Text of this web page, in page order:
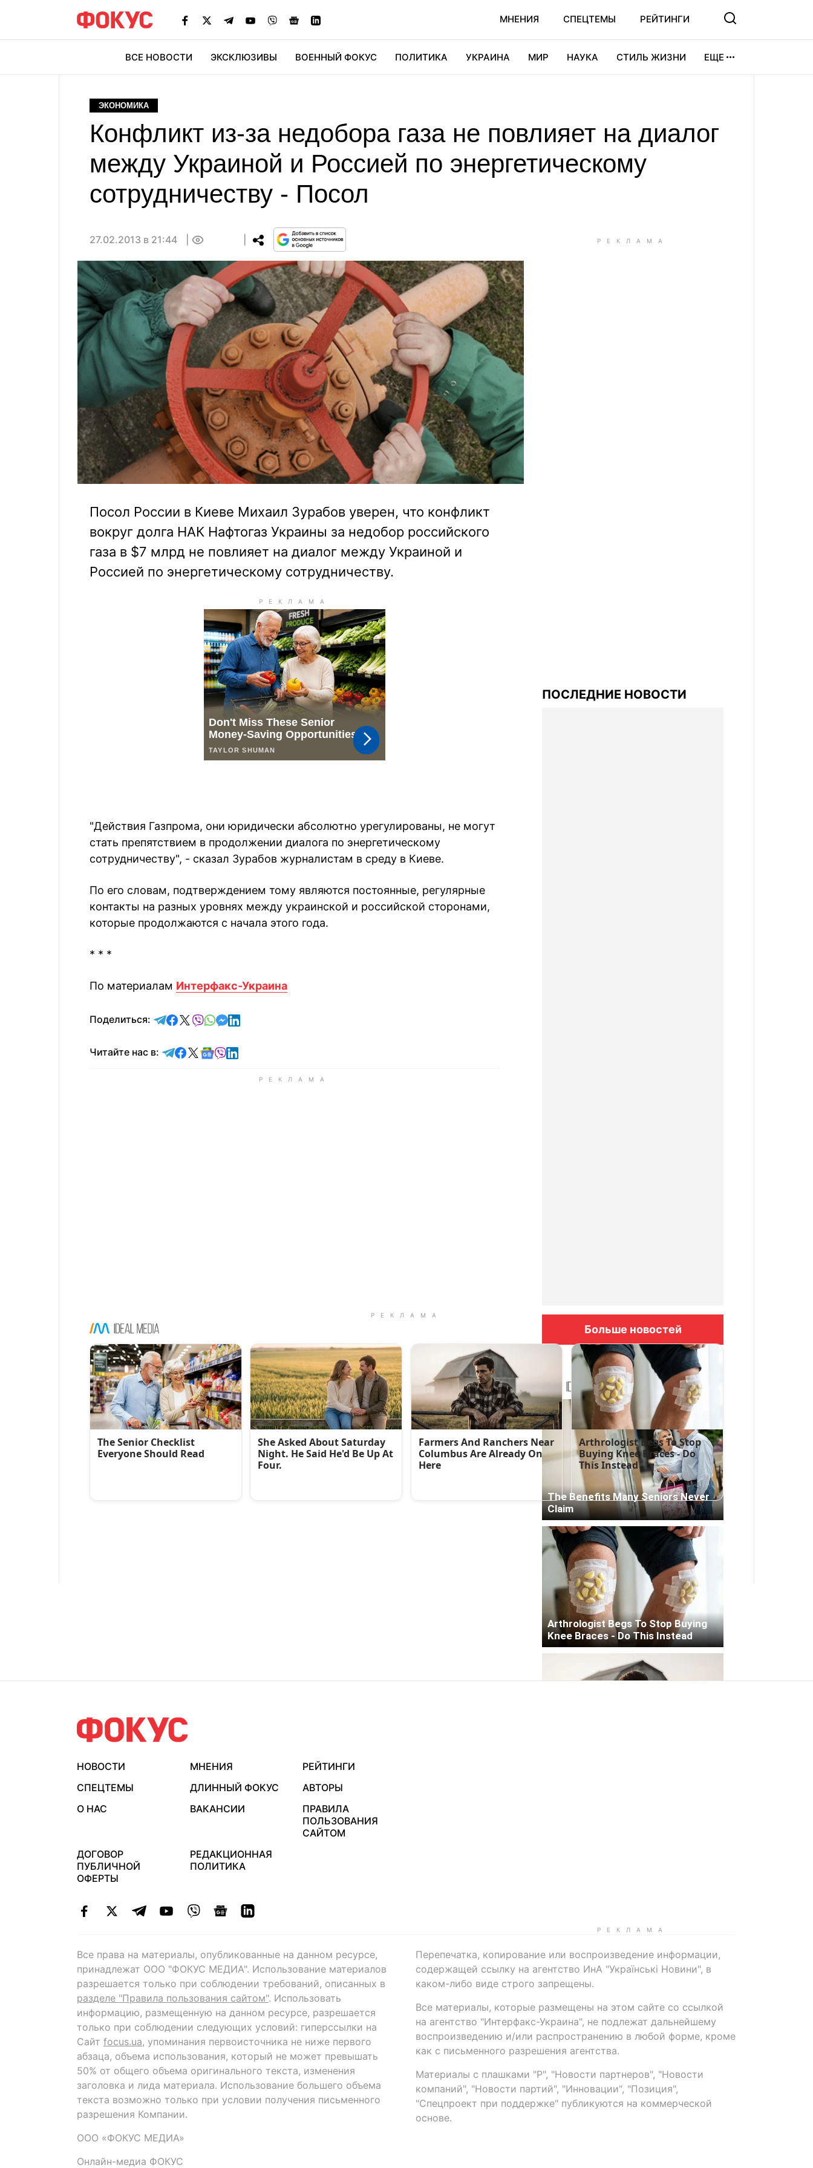
МНЕНИЯ СПЕЦТЕМЫ РЕЙТИНГИ
ВСЕ НОВОСТИ ЭКСКЛЮЗИВЫ ВОЕННЫЙ ФОКУС ПОЛИТИКА УКРАИНА МИР НАУКА СТИЛЬ ЖИЗНИ ЕЩЕ
ЭКОНОМИКА
Конфликт из-за недобора газа не повлияет на диалог
между Украиной и Россией по энергетическому
сотрудничеству - Посол
27.02.2013 в 21:44
Посол России в Киеве Михаил Зурабов уверен, что конфликт
вокруг долга НАК Нафтогаз Украины за недобор российского
газа в $7 млрд не повлияет на диалог между Украиной и
Россией по энергетическому сотрудничеству.
"Действия Газпрома, они юридически абсолютно урегулированы, не могут
стать препятствием в продолжении диалога по энергетическому
сотрудничеству", - сказал Зурабов журналистам в среду в Киеве.
По его словам, подтверждением тому являются постоянные, регулярные
контакты на разных уровнях между украинской и российской сторонами,
которые продолжаются с начала этого года.
* * *
По материалам Интерфакс-Украина
Поделиться: отправить в Telegram
поделиться в Facebook
поделиться в X
отправить в Viber
отправить в Whatsapp
отправить в Messenger
отправить в LinkedIn
Читайте нас в: Читайте в Telegram
Читайте в Facebook
Читайте в X
Читайте в Google news
Читайте в Viber
Читайте в LinkedIn
ПОСЛЕДНИЕ НОВОСТИ
Больше новостей
НОВОСТИ МНЕНИЯ
РЕЙТИНГИ
СПЕЦТЕМЫ
ДЛИННЫЙ ФОКУС
АВТОРЫ
О НАС
ВАКАНСИИ
ПРАВИЛА
ПОЛЬЗОВАНИЯ
САЙТОМ
ДОГОВОР
ПУБЛИЧНОЙ
ОФЕРТЫ
РЕДАКЦИОННАЯ
ПОЛИТИКА
Все права на материалы, опубликованные на данном ресурсе,
принадлежат ООО "ФОКУС МЕДИА". Использование материалов
разрешается только при соблюдении требований, описанных в
разделе "Правила пользования сайтом". Использовать
информацию, размещенную на данном ресурсе, разрешается
только при соблюдении следующих условий: гиперссылки на
Сайт focus.ua, упоминания первоисточника не ниже первого
абзаца, объема использования, который не может превышать
50% от общего объема оригинального текста, изменения
заголовка и лида материала. Использование большего объема
текста возможно только при условии получения письменного
разрешения Компании.
ООО «ФОКУС МЕДИА»
Онлайн-медиа ФОКУС
Перепечатка, копирование или воспроизведение информации,
содержащей ссылку на агентство ИнА "Українські Новини", в
каком-либо виде строго запрещены.
Все материалы, которые размещены на этом сайте со ссылкой
на агентство "Интерфакс-Украина", не подлежат дальнейшему
воспроизведению и/или распространению в любой форме, кроме
как с письменного разрешения агентства.
Материалы с плашками "Р", "Новости партнеров", "Новости
компаний", "Новости партий", "Инновации", "Позиция",
"Спецпроект при поддержке" публикуются на коммерческой
основе.